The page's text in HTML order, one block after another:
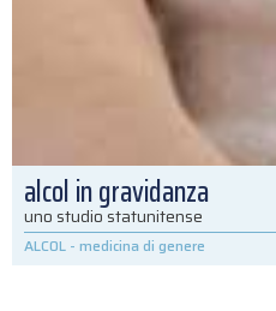
alcol in gravidanza
uno studio statunitense
ALCOL - medicina di genere